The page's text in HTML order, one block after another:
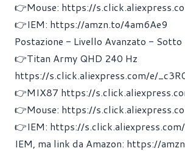
👉Mouse: https://
👉IEM: https://amzn.to/4am6Ae9
Postazione - Livello Avanzato -
👉Titan Army QHD 240 Hz
https://s.click.aliexpress.com/e/
👉MIX87 https://
👉Mouse: https://
👉IEM: https://
IEM, ma link da Amazon: https://